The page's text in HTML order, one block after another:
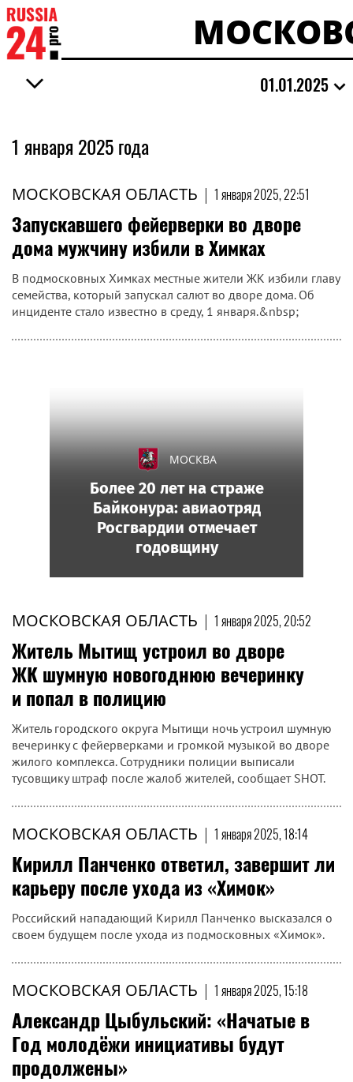
01.01.2025
1 января 2025 года
МОСКОВСКАЯ ОБЛАСТЬ | 1 января 2025, 22:51
Запускавшего фейерверки во дворе
дома мужчину избили в Химках
В подмосковных Химках местные жители ЖК избили главу
семейства, который запускал салют во дворе дома. Об
инциденте стало известно в среду, 1 января.&nbsp;
МОСКОВСКАЯ ОБЛАСТЬ | 1 января 2025, 20:52
Житель Мытищ устроил во дворе
ЖК шумную новогоднюю вечеринку
и попал в полицию
Житель городского округа Мытищи ночь устроил шумную
вечеринку с фейерверками и громкой музыкой во дворе
жилого комплекса. Сотрудники полиции выписали
тусовщику штраф после жалоб жителей, сообщает SHOT.
МОСКОВСКАЯ ОБЛАСТЬ | 1 января 2025, 18:14
Кирилл Панченко ответил, завершит ли
карьеру после ухода из «Химок»
Российский нападающий Кирилл Панченко высказался о
своем будущем после ухода из подмосковных «Химок».
МОСКОВСКАЯ ОБЛАСТЬ | 1 января 2025, 15:18
Александр Цыбульский: «Начатые в
Год молодёжи инициативы будут
продолжены»
МОСКВА
Более 20 лет на страже
Байконура: авиаотряд
Росгвардии отмечает
годовщину